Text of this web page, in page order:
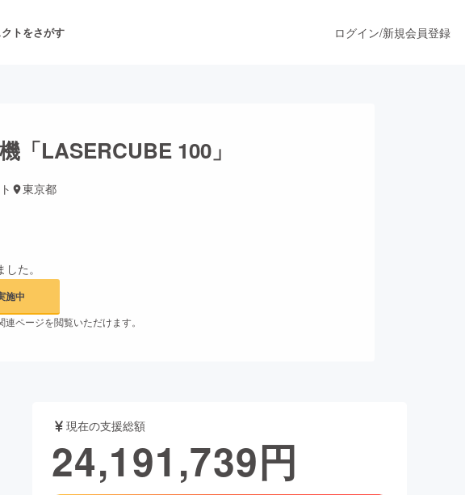
トをさがす
いプロジェクト
パフォーマンス
・漫画
ティー・ヘルスケア
ニティ
ログイン/新規会員登録
「LASERCUBE 100」
東京都
た。
施中
ページを閲覧いただけます。
現在の支援総額
24,191,739円